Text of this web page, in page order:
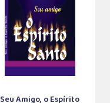
Seu Amigo, o Espírito